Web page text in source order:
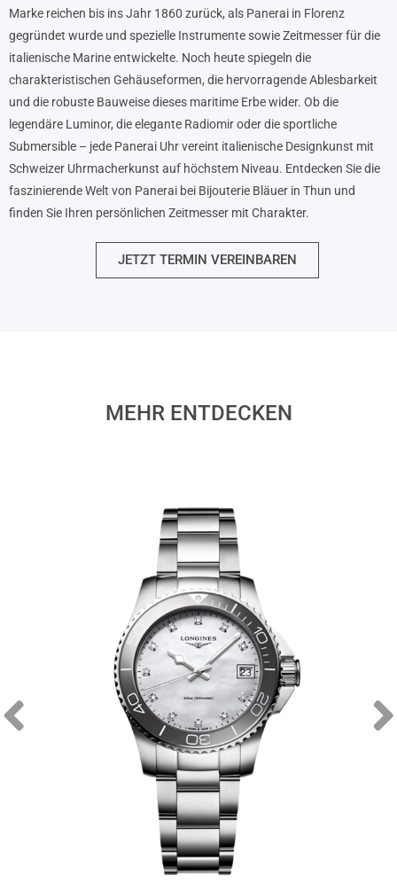
Marke reichen bis ins Jahr 1860 zurück, als Panerai in Florenz
gegründet wurde und spezielle Instrumente sowie Zeitmesser für die
italienische Marine entwickelte. Noch heute spiegeln die
charakteristischen Gehäuseformen, die hervorragende Ablesbarkeit
und die robuste Bauweise dieses maritime Erbe wider. Ob die
legendäre Luminor, die elegante Radiomir oder die sportliche
Submersible – jede Panerai Uhr vereint italienische Designkunst mit
Schweizer Uhrmacherkunst auf höchstem Niveau. Entdecken Sie die
faszinierende Welt von Panerai bei Bijouterie Bläuer in Thun und
finden Sie Ihren persönlichen Zeitmesser mit Charakter.
JETZT TERMIN VEREINBAREN
MEHR ENTDECKEN